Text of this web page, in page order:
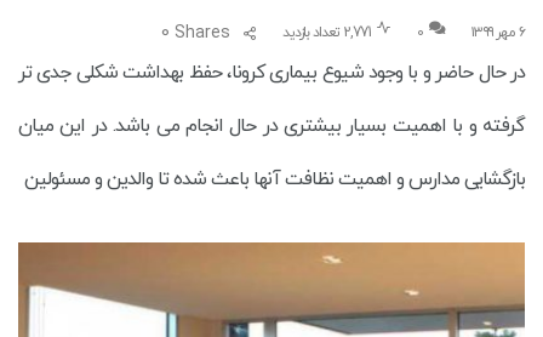
۶ مهر ۱۳۹۹ 0 2,771 تعداد بازدید Shares
0
در حال حاضر و با وجود شیوع بیماری کرونا، حفظ بهداشت شکلی جدی تر
گرفته و با اهمیت بسیار بیشتری در حال انجام می باشد. در این میان
بازگشایی مدارس و اهمیت نظافت آنها باعث شده تا والدین و مسئولین